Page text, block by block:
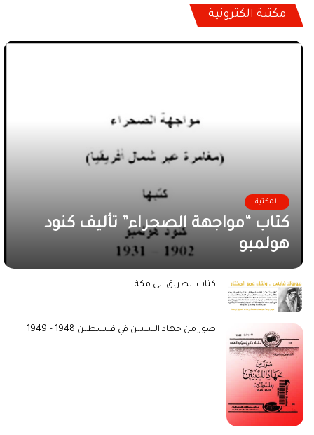
مكتبة الكترونية
المكتبة
كتاب “مواجهة الصحراء” تأليف كنود
هولمبو
كتاب:الطريق الى مكة
صور من جهاد الليبيين في فلسطين 1948 – 1949